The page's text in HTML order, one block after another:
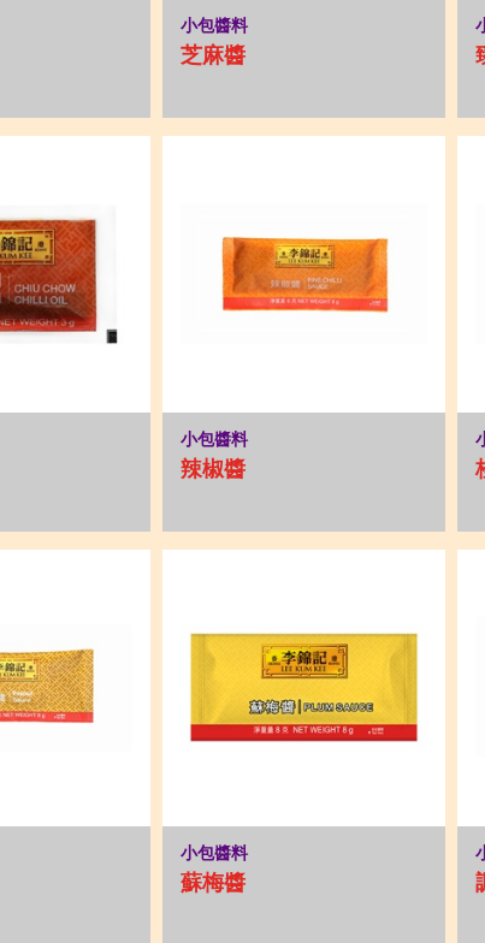
小包醬料
芝麻醬
小包醬料
辣椒醬
小包醬料
蘇梅醬